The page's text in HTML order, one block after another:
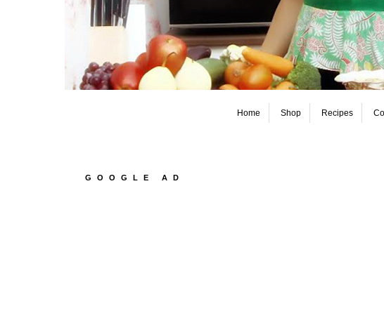
Home Shop Recipes
GOOGLE AD